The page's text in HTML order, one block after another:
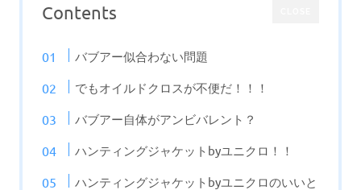
Contents
バブアー似合わない問題
でもオイルドクロスが不便だ！！！
バブアー自体がアンビバレント？
ハンティングジャケットbyユニクロ！！
ハンティングジャケットbyユニクロのいいと